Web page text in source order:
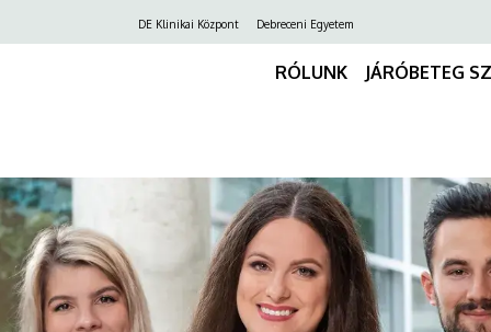
DE Klinikai Központ Debreceni Egyetem
RÓLUNK JÁRÓBETEG